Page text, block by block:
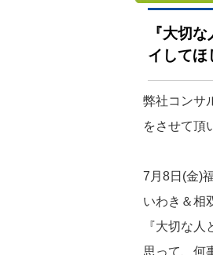
『大切
イしてほ
弊社コンサ
をさせて頂
7月8日(金)
いわき＆相
『大切な
思って、何